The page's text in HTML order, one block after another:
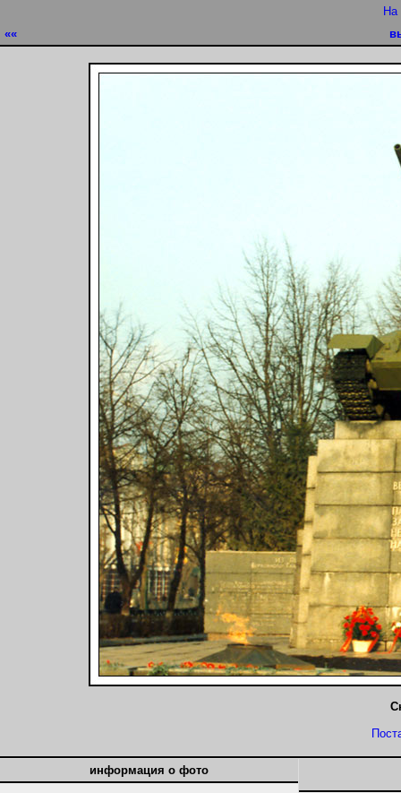
На
««
информация о фото